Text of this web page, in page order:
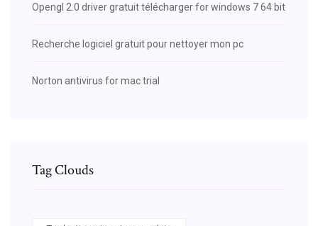
Opengl 2.0 driver gratuit télécharger for windows 7 64 bit
Recherche logiciel gratuit pour nettoyer mon pc
Norton antivirus for mac trial
Tag Clouds